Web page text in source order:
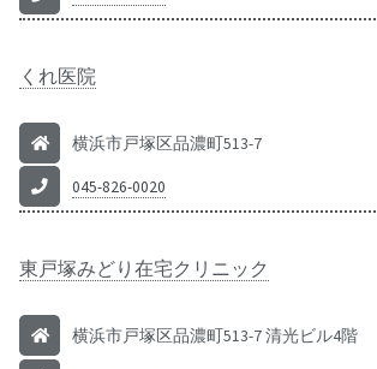
くれ医院
横浜市戸塚区品濃町513-7
045-826-0020
東戸塚みどり在宅クリニック
横浜市戸塚区品濃町513-7 清光ビル4階